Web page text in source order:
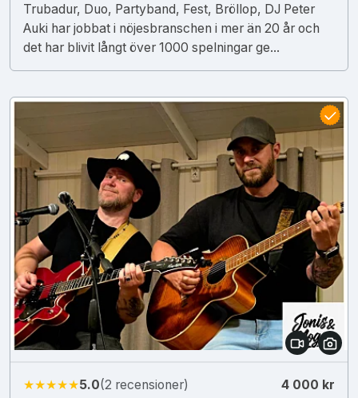
Trubadur, Duo, Partyband, Fest, Bröllop, DJ Peter
Auki har jobbat i nöjesbranschen i mer än 20 år och
det har blivit långt över 1000 spelningar ge...
★★★★★5.0(2 recensioner) 4 000 kr